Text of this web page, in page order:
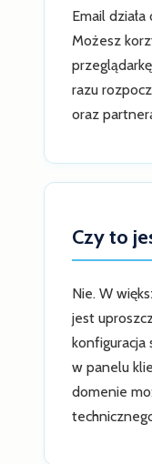
Email
Możesz
razu
oraz
Czy to
Nie. W
jest
konfiguracja
w panelu
domenie